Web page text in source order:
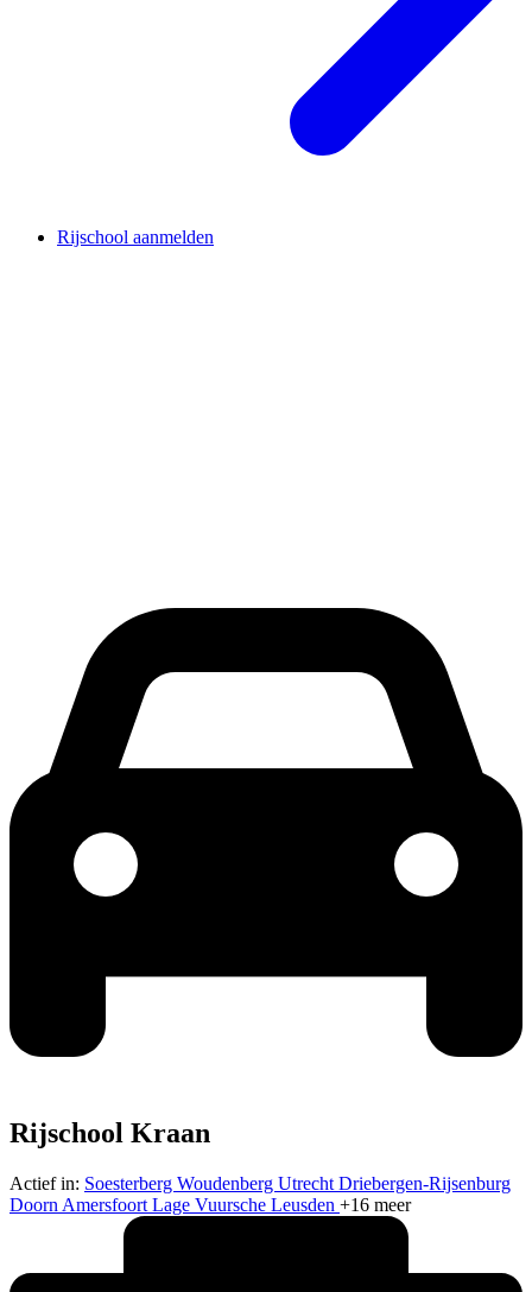
Rijschool aanmelden
Rijschool Kraan
Actief in: Soesterberg Woudenberg Utrecht Driebergen-Rijsenburg
Doorn Amersfoort Lage Vuursche Leusden +16 meer